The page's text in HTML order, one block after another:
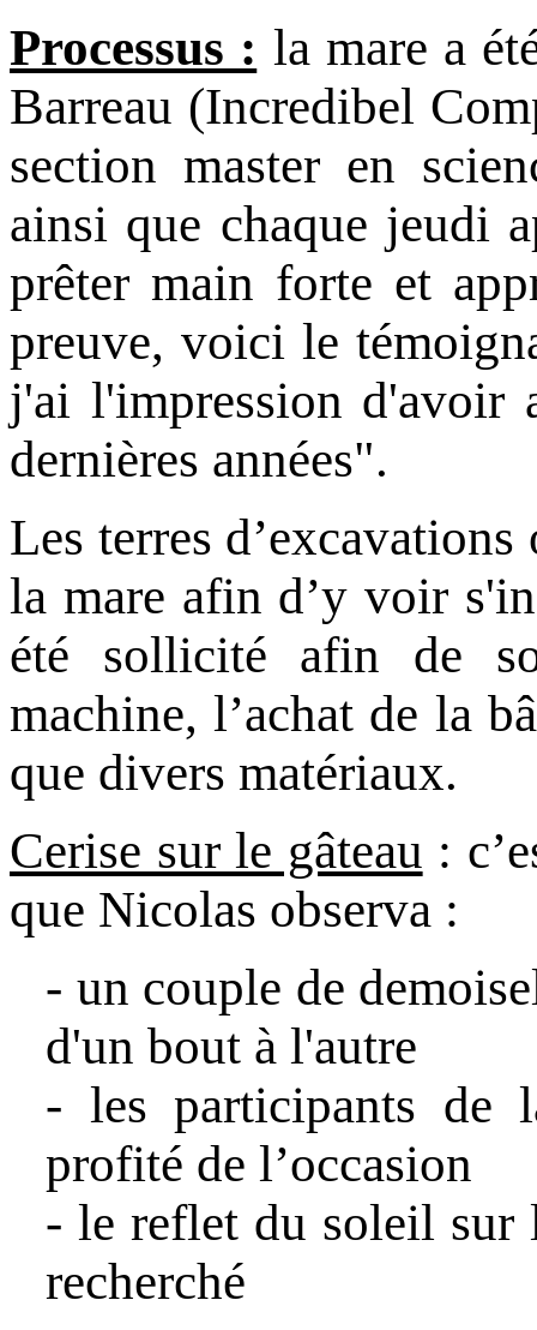
Processus : la mare a
Barreau (Incredibel
section master en
ainsi que chaque jeudi
prêter main forte et
preuve, voici le
j'ai l'impression d'avoir
dernières années".
Les terres
la mare afin d’y voir
été sollicité afin de
machine, l’achat de la
que divers matériaux.
Cerise sur le gâteau :
que Nicolas observa :
- un couple de
d'un bout à l'autre
- les participants de
profité de l’occasion
- le reflet du soleil sur
recherché